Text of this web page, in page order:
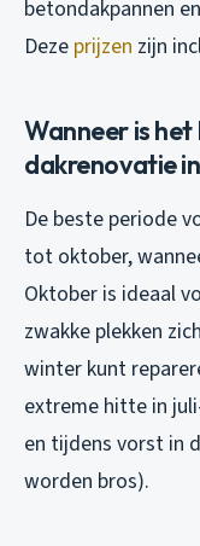
betondakpannen
Deze prijzen zijn
Wanneer is
dakrenovatie
De beste periode
tot oktober,
Oktober is ideaal
zwakke plekken
winter kunt
extreme hitte in
en tijdens vorst in
worden bros).